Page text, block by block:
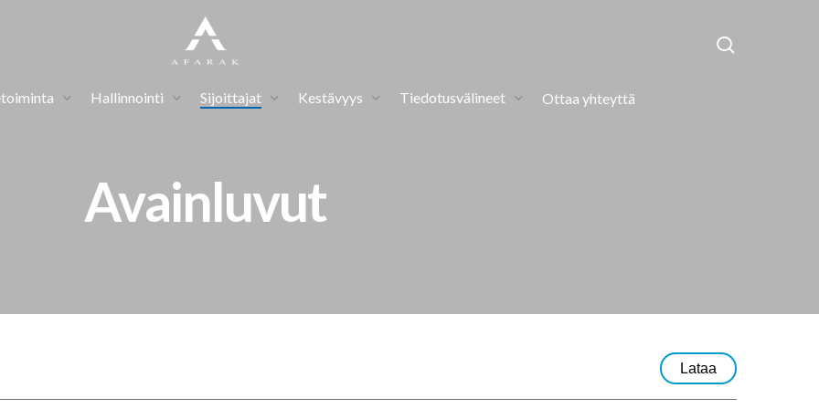
Hallinnointi Sijoittajat Kestävyys Tiedotusvälineet Ottaa yhteyttä
Avainluvut
Lataa